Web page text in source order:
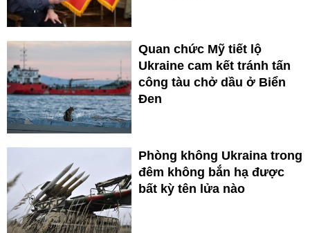
Quan chức Mỹ tiết lộ
Ukraine cam kết tránh tấn
công tàu chở dầu ở Biển
Đen
Phòng không Ukraina trong
đêm không bắn hạ được
bất kỳ tên lửa nào